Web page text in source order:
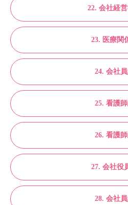
22. 会社経
23. 医療関
24. 会社
25. 看護
26. 看護
27. 会社役
28. 会社